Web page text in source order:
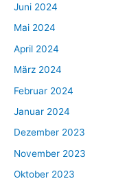
Juni 2024
Mai 2024
April 2024
März 2024
Februar 2024
Januar 2024
Dezember 2023
November 2023
Oktober 2023